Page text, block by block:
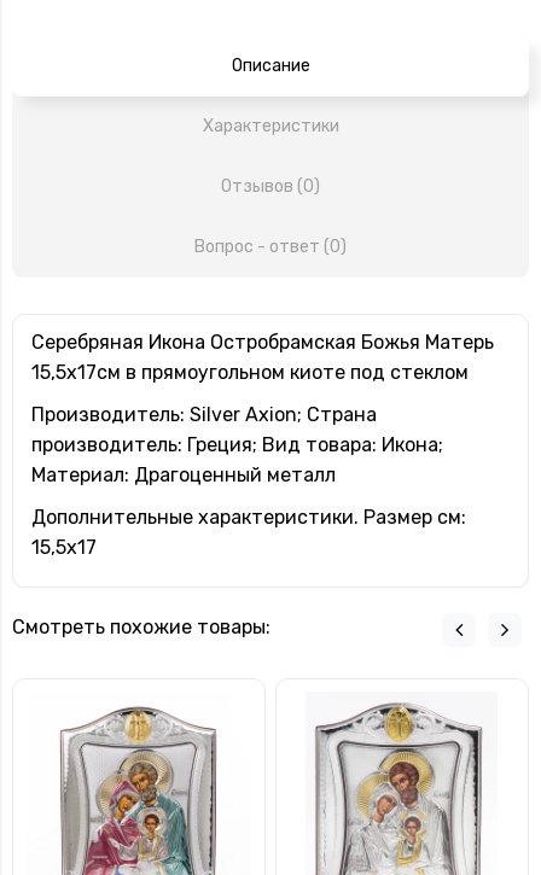
Описание
Характеристики
Отзывов (0)
Вопрос - ответ (0)
Серебряная Икона Остробрамская Божья Матерь
15,5х17см в прямоугольном киоте под стеклом
Производитель: Silver Axion; Страна
производитель: Греция; Вид товара: Икона;
Материал: Драгоценный металл
Дополнительные характеристики. Размер см:
15,5х17
Смотреть похожие товары: